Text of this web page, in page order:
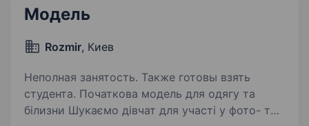
Модель
Rozmir, Киев
Неполная занятость. Также готовы взять
студента. Початкова модель для одягу та
білизни Шукаємо дівчат для участі у фото- та